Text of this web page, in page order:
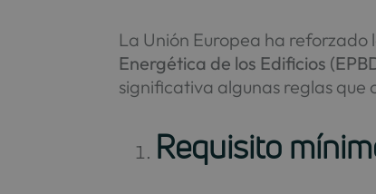
La Unión Europea ha reforzado
Energética de los Edificios
significativa algunas reglas que
Requisito